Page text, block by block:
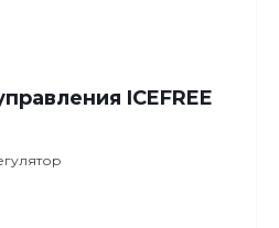
ICEFREE